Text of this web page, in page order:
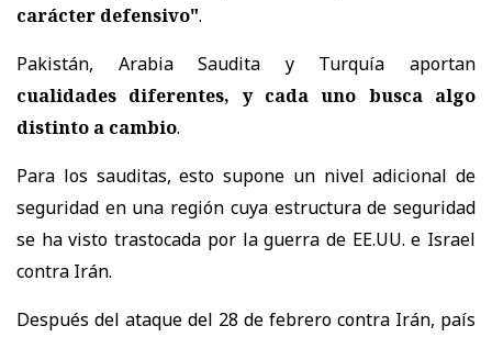
carácter defensivo".
Pakistán, Arabia Saudita y Turquía aportan
cualidades diferentes, y cada uno busca algo
distinto a cambio.
Para los sauditas, esto supone un nivel adicional de
seguridad en una región cuya estructura de seguridad
se ha visto trastocada por la guerra de EE.UU. e Israel
contra Irán.
Después del ataque del 28 de febrero contra Irán, país